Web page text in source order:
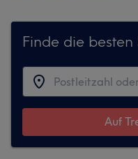
Finde die
Auf